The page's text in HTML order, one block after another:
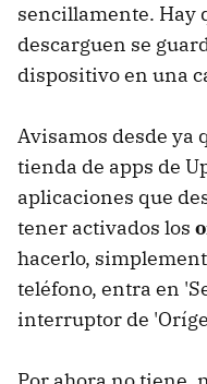
sencillamente. Hay
descarguen se
dispositivo en una
Avisamos desde ya
tienda de apps de
aplicaciones que
tener activados los
hacerlo,
teléfono, entra en
interruptor de